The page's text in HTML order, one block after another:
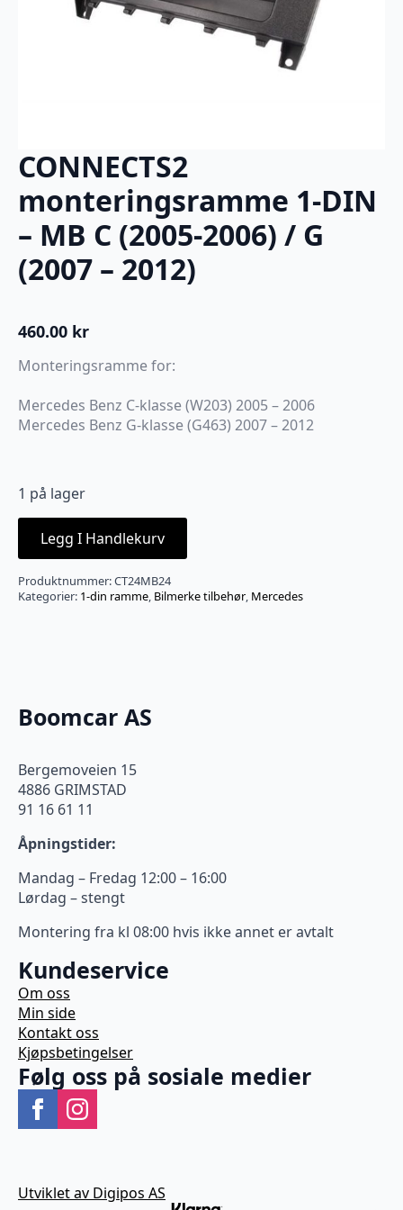
CONNECTS2
monteringsramme 1-DIN
– MB C (2005-2006) / G
(2007 – 2012)
460.00 kr
Monteringsramme for:
Mercedes Benz C-klasse (W203) 2005 – 2006
Mercedes Benz G-klasse (G463) 2007 – 2012
1 på lager
Legg I Handlekurv
Produktnummer:CT24MB24
Kategorier: 1-din ramme, Bilmerke tilbehør, Mercedes
Boomcar AS
Bergemoveien 15
4886 GRIMSTAD
91 16 61 11
Åpningstider:
Mandag – Fredag 12:00 – 16:00
Lørdag – stengt
Montering fra kl 08:00 hvis ikke annet er avtalt
Kundeservice
Om oss
Min side
Kontakt oss
Kjøpsbetingelser
Følg oss på sosiale medier
Utviklet av Digipos AS